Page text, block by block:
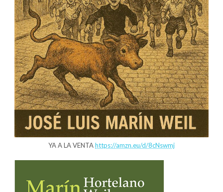
YA A LA VENTAhttps://amzn.eu/d/8cNswmj